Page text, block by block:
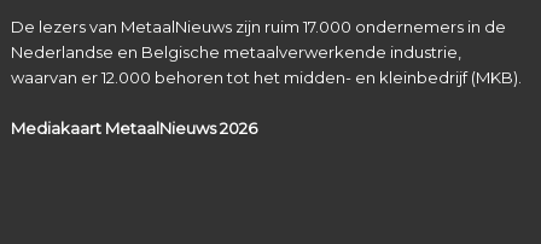
De lezers van MetaalNieuws zijn ruim 17.000 ondernemers in de
Nederlandse en Belgische metaalverwerkende industrie,
waarvan er 12.000 behoren tot het midden- en kleinbedrijf (MKB).
Mediakaart MetaalNieuws2026